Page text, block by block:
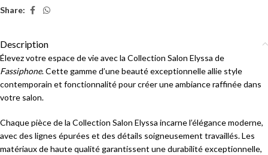
Share:
Description
Élevez votre espace de vie avec la Collection Salon Elyssa de
Fassiphone. Cette gamme d’une beauté exceptionnelle allie style
contemporain et fonctionnalité pour créer une ambiance raffinée dans
votre salon.
Chaque pièce de la Collection Salon Elyssa incarne l’élégance moderne,
avec des lignes épurées et des détails soigneusement travaillés. Les
matériaux de haute qualité garantissent une durabilité exceptionnelle,